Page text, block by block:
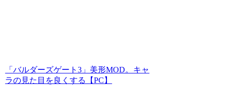
「バルダーズゲート3」美形MOD。キャ
ラの見た目を良くする【PC】